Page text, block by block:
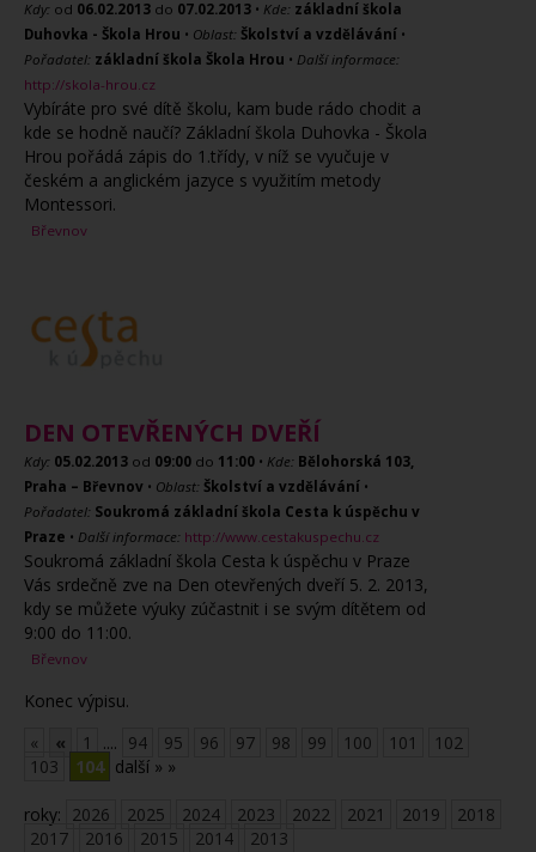
Kdy: od 06.02.2013 do 07.02.2013 • Kde: základní škola
Duhovka - Škola Hrou • Oblast: Školství a vzdělávání •
Pořadatel: základní škola Škola Hrou • Další informace:
http://skola-hrou.cz
Vybíráte pro své dítě školu, kam bude rádo chodit a
kde se hodně naučí? Základní škola Duhovka - Škola
Hrou pořádá zápis do 1.třídy, v níž se vyučuje v
českém a anglickém jazyce s využitím metody
Montessori.
Břevnov
DEN OTEVŘENÝCH DVEŘÍ
Kdy: 05.02.2013 od 09:00 do 11:00 • Kde: Bělohorská 103,
Praha – Břevnov • Oblast: Školství a vzdělávání •
Pořadatel: Soukromá základní škola Cesta k úspěchu v
Praze • Další informace: http://www.cestakuspechu.cz
Soukromá základní škola Cesta k úspěchu v Praze
Vás srdečně zve na Den otevřených dveří 5. 2. 2013,
kdy se můžete výuky zúčastnit i se svým dítětem od
9:00 do 11:00.
Břevnov
Konec výpisu.
«
« 1 .... 94 95 96 97 98 99 100 101
102
103
104 další » »
roky: 2026 2025 2024 2023 2022 2021 2019
2018
2017
2016 2015 2014 2013